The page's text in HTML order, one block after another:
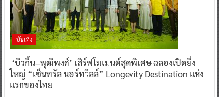
บันเทิง
‘บิวกิ้น–พุฒิพงศ์’ เสิร์ฟโมเมนต์สุดพิเศษ ฉลองเปิดยิ่ง
ใหญ่ “เซ็นทรัล นอร์ทวิลล์” Longevity Destination แห่ง
แรกของไทย